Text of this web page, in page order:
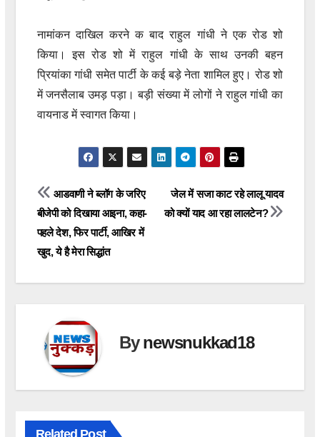
नामांकन दाखिल करने क बाद राहुल गांधी ने एक रोड शो
किया। इस रोड शो में राहुल गांधी के साथ उनकी बहन
प्रियांका गांधी समेत पार्टी के कई बड़े नेता शामिल हुए। रोड शो
में जनसैलाब उमड़ पड़ा। बड़ी संख्या में लोगों ने राहुल गांधी का
वायनाड में स्वागत किया।
Post
navigation
जेल में सजा काट रहे लालू यादव
को क्यों याद आ रहा लालटेन?
आडवाणी ने ब्लॉग के जरिए
बीजेपी को दिखाया आइना, कहा-
पहले देश, फिर पार्टी, आखिर में
खुद, ये है मेरा सिद्धांत
Bynewsnukkad18
Related Post